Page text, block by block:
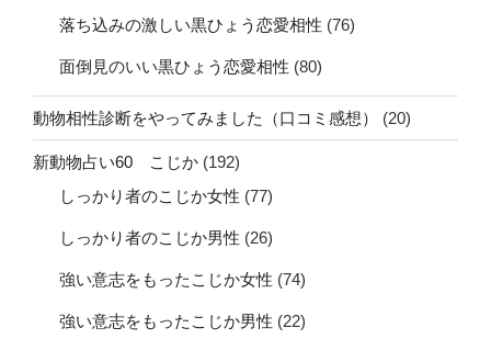
落ち込みの激しい黒ひょう恋愛相性 (76)
面倒見のいい黒ひょう恋愛相性 (80)
動物相性診断をやってみました（口コミ感想） (20)
新動物占い60 こじか (192)
しっかり者のこじか女性 (77)
しっかり者のこじか男性 (26)
強い意志をもったこじか女性 (74)
強い意志をもったこじか男性 (22)